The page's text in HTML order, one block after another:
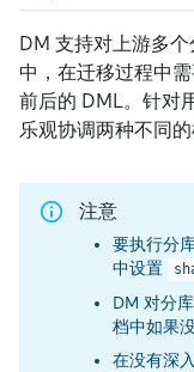
DM 支持对上游多
中，在迁移过程中
前后的 DML。针对
乐观协调两种不同的
注意
要执行分
中设置
DM 对分
档中如果
在没有深